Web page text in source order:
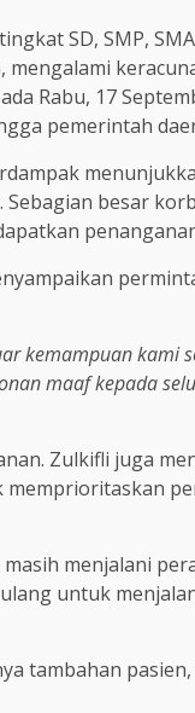
SD, SMP,
mengalami
Rabu, 17
pemerintah
besar
kemampuan kami
maaf kepada
Zulkifli juga
menjalani
untuk
tambahan